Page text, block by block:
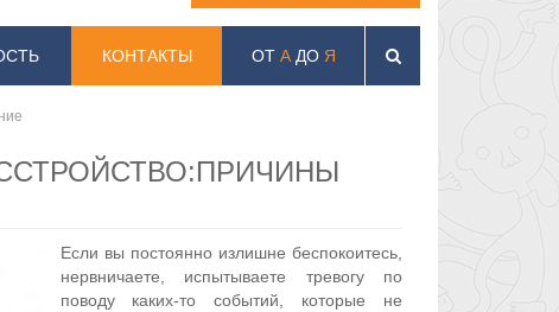
КОНТАКТЫ ОТ АДО Я
Если вы постоянно излишне беспокоитесь,
нервничаете, испытываете тревогу по
поводу каких-то событий, которые не